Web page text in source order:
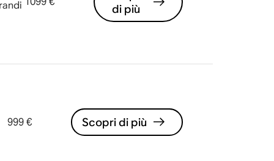
di più
999 € Scopri di più